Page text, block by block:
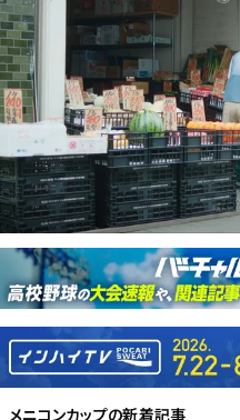
メニコンカップの新着記事